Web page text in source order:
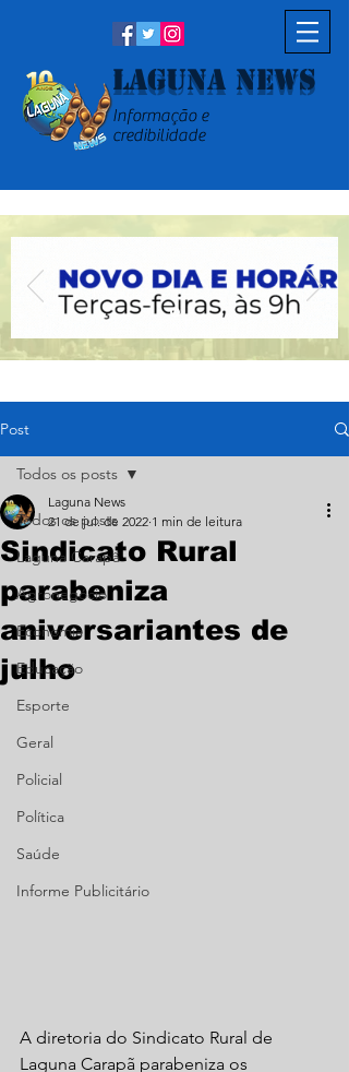
Laguna News
Informação e
credibilidade
Post
Todos os posts
Laguna Carapã
Agronegócio
Economia
Educação
Esporte
Geral
Policial
Política
Saúde
Informe Publicitário
Todos os posts
Sindicato Rural
parabeniza
aniversariantes de
julho
Laguna News
21 de jul. de 2022 1 min de leitura
A diretoria do Sindicato Rural de
Laguna Carapã parabeniza os